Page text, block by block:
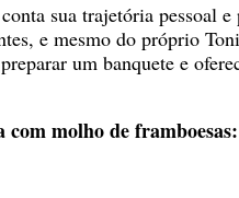
conta sua trajetória pessoal
e mesmo do próprio
um banquete e
molho de framboesas: